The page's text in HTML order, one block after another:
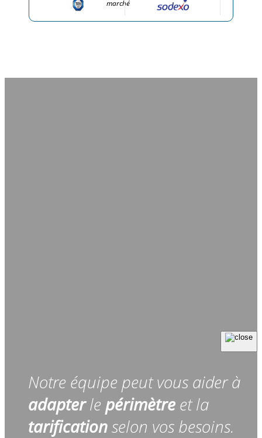
marché
Notre équipe peut vous aider à
adapterle périmètre et la
tarificationselon vos besoins.